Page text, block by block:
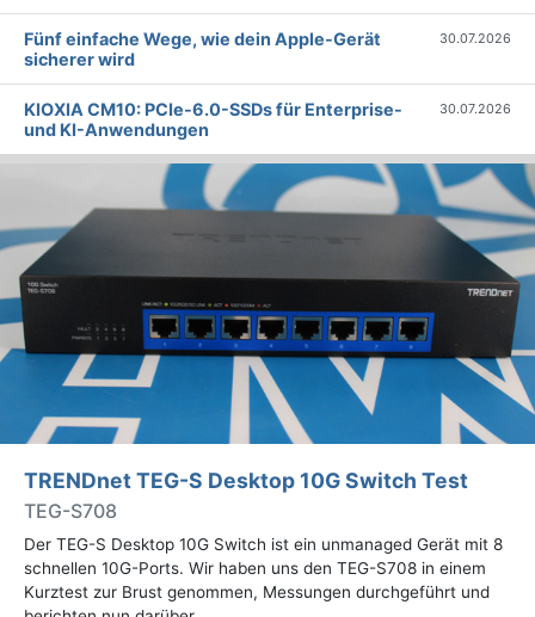
Fünf einfache Wege, wie dein Apple-Gerät
sicherer wird
30.07.2026
KIOXIA CM10: PCIe-6.0-SSDs für Enterprise-
und KI-Anwendungen
30.07.2026
TRENDnet TEG-S Desktop 10G Switch Test
TEG-S708
Der TEG-S Desktop 10G Switch ist ein unmanaged Gerät mit 8
schnellen 10G-Ports. Wir haben uns den TEG-S708 in einem
Kurztest zur Brust genommen, Messungen durchgeführt und